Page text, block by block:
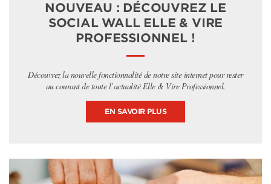
NOUVEAU : DÉCOUVREZ LE
SOCIAL WALL ELLE & VIRE
PROFESSIONNEL !
Découvrez la nouvelle fonctionnalité de notre site internet pour rester
au courant de toute l’actualité Elle & Vire Professionnel.
EN SAVOIR PLUS